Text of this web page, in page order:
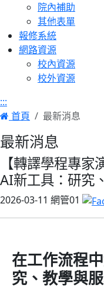
院內補助
其他表單
報修系統
網路資源
校內資源
校外資源
:::
首頁
最新消息
最新消息
【轉譯學程專
AI新工具：研究
2026-03-11 網管01
在工作流程
究、教學與